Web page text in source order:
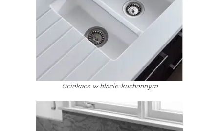
Ociekacz w blacie kuchennym